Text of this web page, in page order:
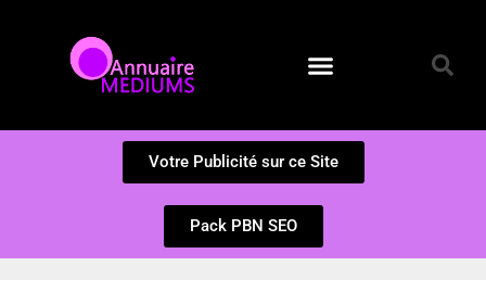
Votre Publicité sur ce Site
Pack PBN SEO